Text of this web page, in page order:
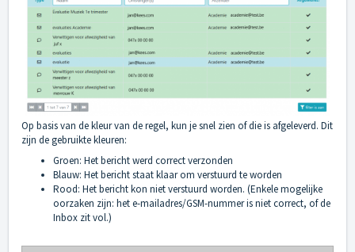
Op basis van de kleur van de regel, kun je snel zien of die is afgeleverd. Dit
zijn de gebruikte kleuren:
Groen: Het bericht werd correct verzonden
Blauw: Het bericht staat klaar om verstuurd te worden
Rood: Het bericht kon niet verstuurd worden. (Enkele mogelijke
oorzaken zijn: het e-mailadres/GSM-nummer is niet correct, of de
Inbox zit vol.)